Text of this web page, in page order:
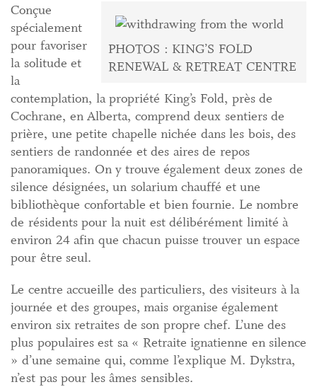
PHOTOS : KING’S FOLD
RENEWAL & RETREAT CENTRE
Conçue
spécialement
pour favoriser
la solitude et
la
contemplation, la propriété King’s Fold, près de
Cochrane, en Alberta, comprend deux sentiers de
prière, une petite chapelle nichée dans les bois, des
sentiers de randonnée et des aires de repos
panoramiques. On y trouve également deux zones de
silence désignées, un solarium chauffé et une
bibliothèque confortable et bien fournie. Le nombre
de résidents pour la nuit est délibérément limité à
environ 24 afin que chacun puisse trouver un espace
pour être seul.
Le centre accueille des particuliers, des visiteurs à la
journée et des groupes, mais organise également
environ six retraites de son propre chef. L’une des
plus populaires est sa « Retraite ignatienne en silence
» d’une semaine qui, comme l’explique M. Dykstra,
n’est pas pour les âmes sensibles.